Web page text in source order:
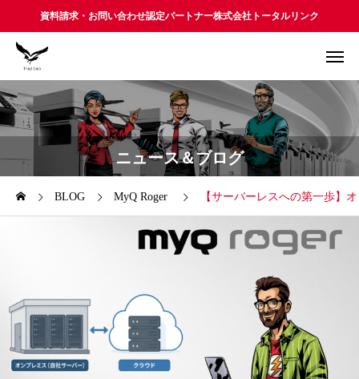
資料請求・お問い合わせ認定パートナー株式会社トータルリンク
ニュース＆ブログ
BLOG MyQ Roger 【サーバーレスへの第一歩】